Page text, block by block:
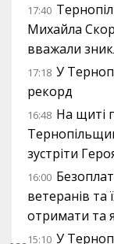
17:40
Михайла
вважали
17:18 У
рекорд
16:48 На щиті
зустріти
16:00
ветеранів та
отримати та
15:10 У